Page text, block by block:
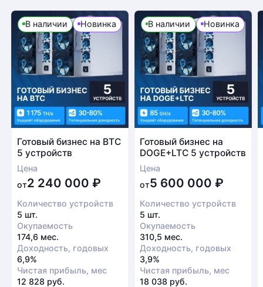
В наличии Новинка
Готовый бизнес на BTC
5 устройств
Цена
от2 240 000 ₽
Количество устройств
5 шт.
Окупаемость
174,6 мес.
Доходность, годовых
6,9%
Чистая прибыль, мес
12 828 руб.
В наличии Новинка
Готовый бизнес на
DOGE+LTC 5 устройств
Цена
от5 600 000₽
Количество устройств
5 шт.
Окупаемость
310,5 мес.
Доходность, годовых
3,9%
Чистая прибыль, мес
18 038 руб.